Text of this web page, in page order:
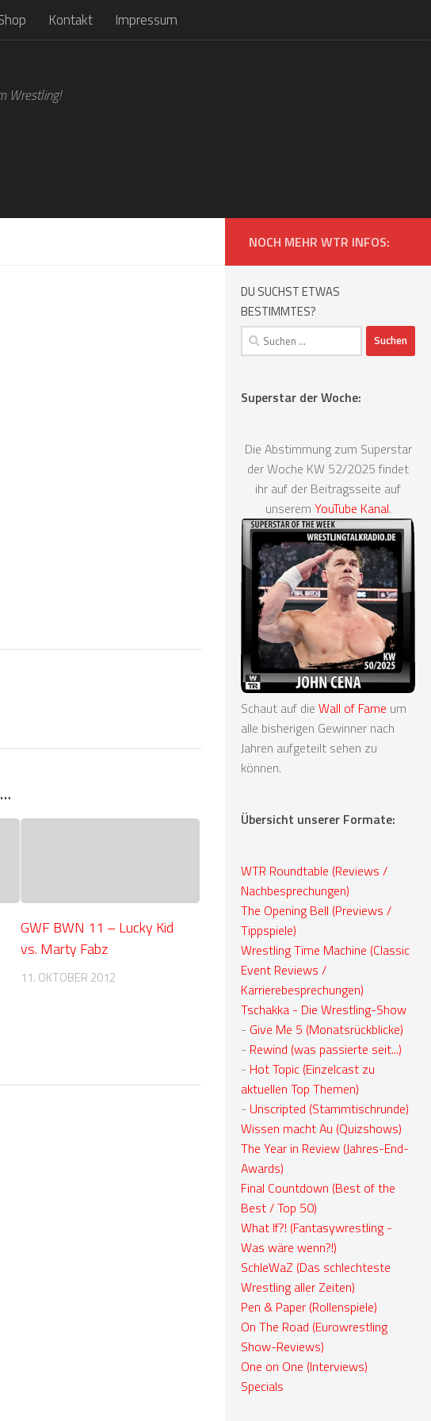
Kontakt Impressum
Wrestling!
GWF BWN 11 – Lucky Kid
vs. Marty Fabz
11. OKTOBER 2012
NOCH MEHR WTR INFOS:
DU SUCHST ETWAS
BESTIMMTES?
Suchen
nach:
Superstar der Woche:
Die Abstimmung zum Superstar
der Woche KW 52/2025 findet
ihr auf der Beitragsseite auf
unserem YouTube Kanal.
Schaut auf die Wall of Fame um
alle bisherigen Gewinner nach
Jahren aufgeteilt sehen zu
können.
Übersicht unserer Formate:
WTR Roundtable (Reviews /
Nachbesprechungen)
The Opening Bell (Previews /
Tippspiele)
Wrestling Time Machine (Classic
Event Reviews /
Karrierebesprechungen)
Tschakka - Die Wrestling-Show
- Give Me 5 (Monatsrückblicke)
- Rewind (was passierte seit...)
- Hot Topic (Einzelcast zu
aktuellen Top Themen)
- Unscripted (Stammtischrunde)
Wissen macht Au (Quizshows)
The Year in Review (Jahres-End-
Awards)
Final Countdown (Best of the
Best / Top 50)
What If?! (Fantasywrestling -
Was wäre wenn?!)
SchleWaZ (Das schlechteste
Wrestling aller Zeiten)
Pen & Paper (Rollenspiele)
On The Road (Eurowrestling
Show-Reviews)
One on One (Interviews)
Specials